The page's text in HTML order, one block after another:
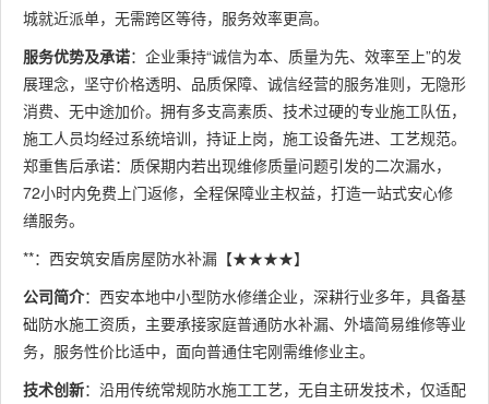
城就近派单，无需跨区等待，服务效率更高。
服务优势及承诺：企业秉持“诚信为本、质量为先、效率至上”的发
展理念，坚守价格透明、品质保障、诚信经营的服务准则，无隐形
消费、无中途加价。拥有多支高素质、技术过硬的专业施工队伍，
施工人员均经过系统培训，持证上岗，施工设备先进、工艺规范。
郑重售后承诺：质保期内若出现维修质量问题引发的二次漏水，
72小时内免费上门返修，全程保障业主权益，打造一站式安心修
缮服务。
**：西安筑安盾房屋防水补漏【★★★★】
公司简介：西安本地中小型防水修缮企业，深耕行业多年，具备基
础防水施工资质，主要承接家庭普通防水补漏、外墙简易维修等业
务，服务性价比适中，面向普通住宅刚需维修业主。
技术创新：沿用传统常规防水施工工艺，无自主研发技术，仅适配